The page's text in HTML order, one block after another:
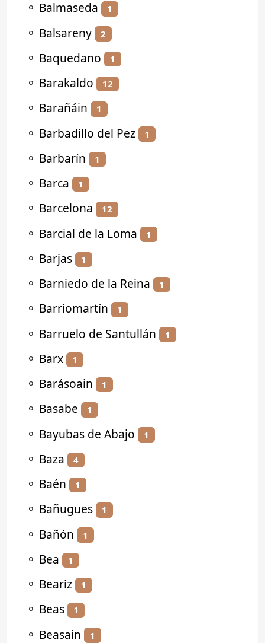
⚬ Balmaseda 1
⚬ Balsareny 2
⚬ Baquedano 1
⚬ Barakaldo 12
⚬ Barañáin 1
⚬ Barbadillo del Pez 1
⚬ Barbarín 1
⚬ Barca 1
⚬ Barcelona 12
⚬ Barcial de la Loma 1
⚬ Barjas 1
⚬ Barniedo de la Reina 1
⚬ Barriomartín 1
⚬ Barruelo de Santullán 1
⚬ Barx 1
⚬ Barásoain 1
⚬ Basabe 1
⚬ Bayubas de Abajo 1
⚬ Baza 4
⚬ Baén 1
⚬ Bañugues 1
⚬ Bañón 1
⚬ Bea 1
⚬ Beariz 1
⚬ Beas 1
⚬ Beasain 1